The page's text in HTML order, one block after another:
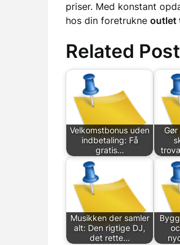
priser. Med konstant
hos din foretrukne outlet
Related
Velkomstbonus uden
indbetaling: Få
gratis…
Musikken der samler
alt: Den rigtige DJ,
det rette…